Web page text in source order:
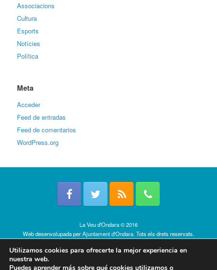
Associacions
Cultura
Esports
Notícies
Política
Meta
Acceder
Feed de entradas
Feed de comentarios
WordPress.org
La Veu d'Ondara © 2016
Web desenvolupada perAjuntament d'Ondara. Tots els drets reservats.
Utilizamos cookies para ofrecerte la mejor experiencia en
nuestra web.
Puedes aprender más sobre qué cookies utilizamos o